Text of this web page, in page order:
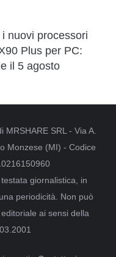
nuovi processori
Plus per PC:
il 5 agosto
SRL - Via A.
Monzese (MI) - Codice
giornalistica, in
periodicità. Non può
ai sensi della